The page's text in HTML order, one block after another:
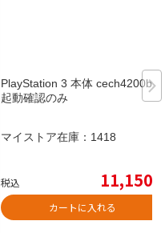
PlayStation 3 本体 cech4200b
起動確認のみ
マイストア在庫： 1418
税込 11,150
カートに入れる